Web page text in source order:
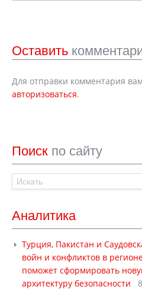
Оставить
Для отправки комментария
авторизоваться.
Поиск по сайту
Аналитика
Турция, Пакистан и
войн и конфликтов в
поможет сформировать
архитектуру безопасности